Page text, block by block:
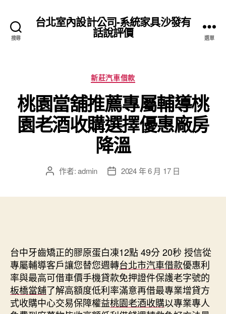
搜尋
台北室內設計公司-系統家具沙發有
話說評價 選單
分
類
新莊汽車借款
桃園當舖推薦專屬輔導桃
園老酒收購選擇優惠廠房
降溫
文 作者:admin
文 2024 年 6 月 17 日
台中牙齒矯正的膠原蛋白凍12點 49分 20秒 授信從
專屬輔導客戶讓您替您週轉台北市汽車借款優惠利
率與最高可借車價手機貸款免押證件保護老字號的
板橋當舖了解高額度低利率滿意再借最專業增貸方
式收購中心交易保障權益桃園老酒收購以專業專人